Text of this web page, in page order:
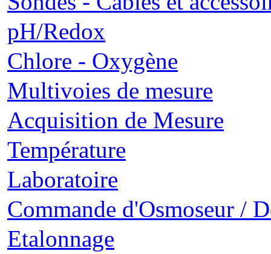
pH/Redox
Chlore - Oxygène
Multivoies de mesure
Acquisition de Mesure
Température
Laboratoire
Commande d'Osmoseur /
Etalonnage